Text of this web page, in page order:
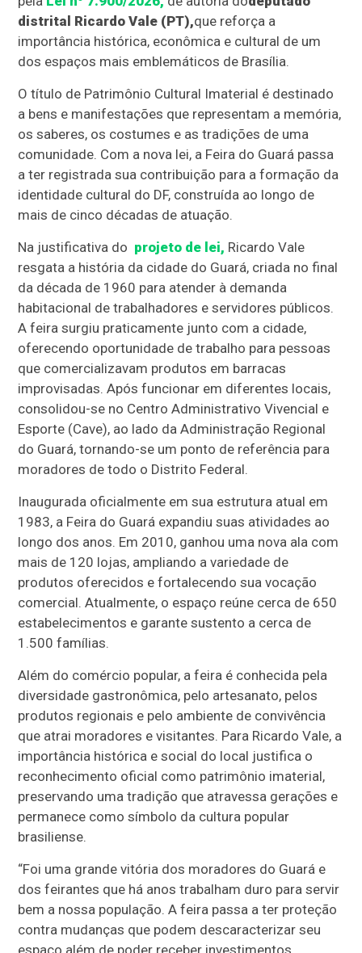
distrital Ricardo Vale (PT),que reforça a
importância histórica, econômica e cultural de um
dos espaços mais emblemáticos de Brasília.
O título de Patrimônio Cultural Imaterial é destinado
a bens e manifestações que representam a memória,
os saberes, os costumes e as tradições de uma
comunidade. Com a nova lei, a Feira do Guará passa
a ter registrada sua contribuição para a formação da
identidade cultural do DF, construída ao longo de
mais de cinco décadas de atuação.
Na justificativa do projeto de lei, Ricardo Vale
resgata a história da cidade do Guará, criada no final
da década de 1960 para atender à demanda
habitacional de trabalhadores e servidores públicos.
A feira surgiu praticamente junto com a cidade,
oferecendo oportunidade de trabalho para pessoas
que comercializavam produtos em barracas
improvisadas. Após funcionar em diferentes locais,
consolidou-se no Centro Administrativo Vivencial e
Esporte (Cave), ao lado da Administração Regional
do Guará, tornando-se um ponto de referência para
moradores de todo o Distrito Federal.
Inaugurada oficialmente em sua estrutura atual em
1983, a Feira do Guará expandiu suas atividades ao
longo dos anos. Em 2010, ganhou uma nova ala com
mais de 120 lojas, ampliando a variedade de
produtos oferecidos e fortalecendo sua vocação
comercial. Atualmente, o espaço reúne cerca de 650
estabelecimentos e garante sustento a cerca de
1.500 famílias.
Além do comércio popular, a feira é conhecida pela
diversidade gastronômica, pelo artesanato, pelos
produtos regionais e pelo ambiente de convivência
que atrai moradores e visitantes. Para Ricardo Vale, a
importância histórica e social do local justifica o
reconhecimento oficial como patrimônio imaterial,
preservando uma tradição que atravessa gerações e
permanece como símbolo da cultura popular
brasiliense.
“Foi uma grande vitória dos moradores do Guará e
dos feirantes que há anos trabalham duro para servir
bem a nossa população. A feira passa a ter proteção
contra mudanças que podem descaracterizar seu
espaço além de poder receber investimentos